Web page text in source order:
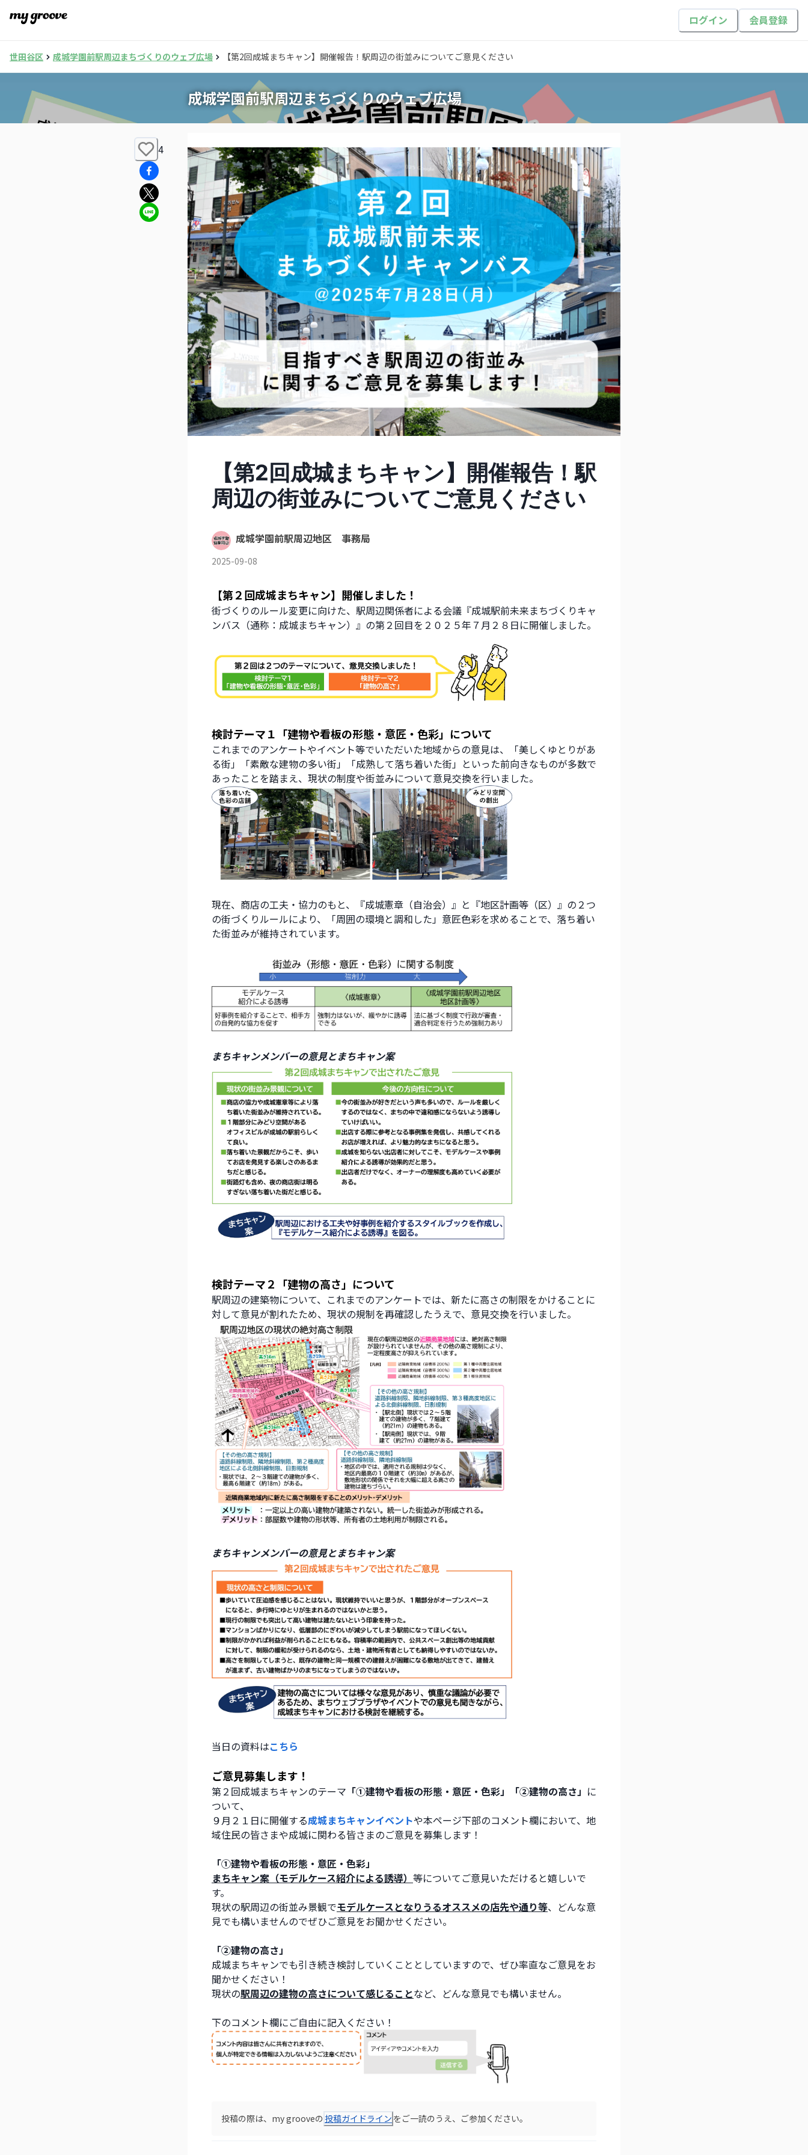
ログイン 会員登録
世田谷区 成城学園前駅周辺まちづくりのウェブ広場 【第2回成城まちキャン】開催報告！駅周辺の街並みについてご意見ください
4
成城学園前駅周辺まちづくりのウェブ広場
【第2回成城まちキャン】開催報告！駅
周辺の街並みについてご意見ください
成城学園前駅周辺地区 事務局
2025-09-08
【第２回成城まちキャン】開催しました！
街づくりのルール変更に向けた、駅周辺関係者による会議『成城駅前未来まちづくりキャ
ンバス（通称：成城まちキャン）』の第２回目を２０２５年７月２８日に開催しました。
検討テーマ１「建物や看板の形態・意匠・色彩」について
これまでのアンケートやイベント等でいただいた地域からの意見は、「美しくゆとりがあ
る街」「素敵な建物の多い街」「成熟して落ち着いた街」といった前向きなものが多数で
あったことを踏まえ、現状の制度や街並みについて意見交換を行いました。
現在、商店の工夫・協力のもと、『成城憲章（自治会）』と『地区計画等（区）』の２つ
の街づくりルールにより、「周囲の環境と調和した」意匠色彩を求めることで、落ち着い
た街並みが維持されています。
まちキャンメンバーの意見とまちキャン案
検討テーマ２「建物の高さ」について
駅周辺の建築物について、これまでのアンケートでは、新たに高さの制限をかけることに
対して意見が割れたため、現状の規制を再確認したうえで、意見交換を行いました。
まちキャンメンバーの意見とまちキャン案
当日の資料はこちら
ご意見募集します！
第２回成城まちキャンのテーマ 「①建物や看板の形態・意匠・色彩」「②建物の高さ」 に
ついて、
９月２１日に開催する成城まちキャンイベントや本ページ下部のコメント欄において、地
域住民の皆さまや成城に関わる皆さまのご意見を募集します！
「①建物や看板の形態・意匠・色彩」
まちキャン案（モデルケース紹介による誘導） 等についてご意見いただけると嬉しいで
す。
現状の駅周辺の街並み景観でモデルケースとなりうるオススメの店先や通り等、どんな意
見でも構いませんのでぜひご意見をお聞かせください。
「②建物の高さ」
成城まちキャンでも引き続き検討していくこととしていますので、ぜひ率直なご意見をお
聞かせください！
現状の駅周辺の建物の高さについて感じることなど、どんな意見でも構いません。
下のコメント欄にご自由に記入ください！
投稿の際は、my grooveの 投稿ガイドライン をご一読のうえ、ご参加ください。